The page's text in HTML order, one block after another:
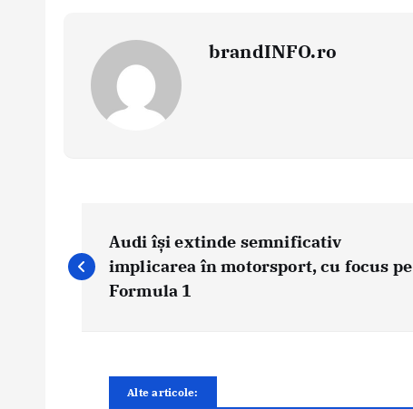
brandINFO.ro
v
Audi își extinde semnificativ
implicarea în motorsport, cu focus pe
Formula 1
Alte articole: